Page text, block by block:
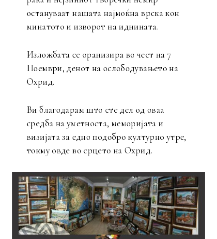
остануваат нашата најмоќна врска кон
минатото и изворот на иднината.
Изложбата се оранизира во чест на 7
Ноември, денот на ослободувањето на
Охрид.
Ви благодарам што сте дел од оваа
средба на уметноста, меморијата и
визијата за едно подобро културно утре,
токму овде во срцето на Охрид.